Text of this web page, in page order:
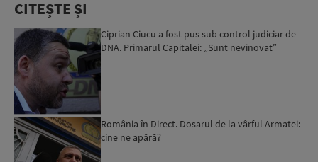
CITEȘTE ȘI
Ciprian Ciucu a fost pus sub control judiciar de
DNA. Primarul Capitalei: „Sunt nevinovat”
România în Direct. Dosarul de la vârful Armatei:
cine ne apără?